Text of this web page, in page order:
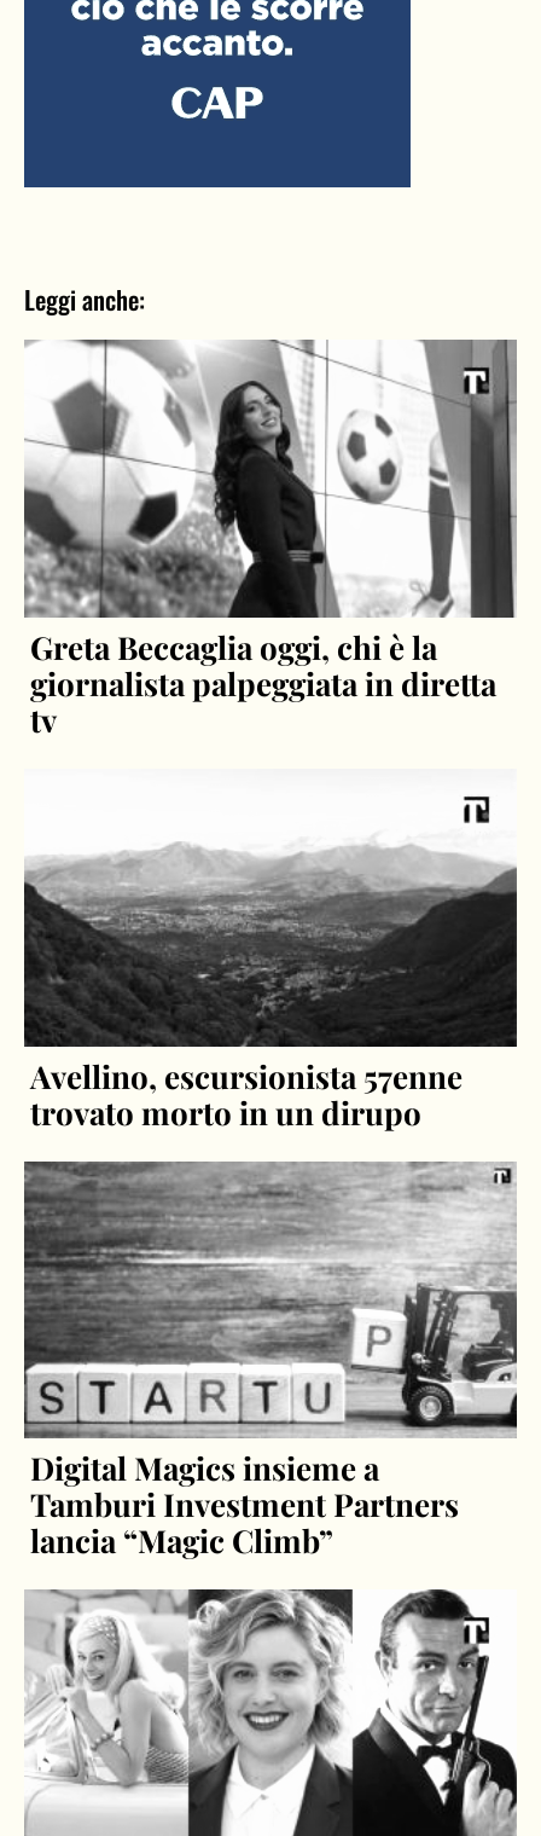
Leggi anche:
Greta Beccaglia oggi, chi è la
giornalista palpeggiata in diretta
tv
Avellino, escursionista 57enne
trovato morto in un dirupo
Digital Magics insieme a
Tamburi Investment Partners
lancia “Magic Climb”